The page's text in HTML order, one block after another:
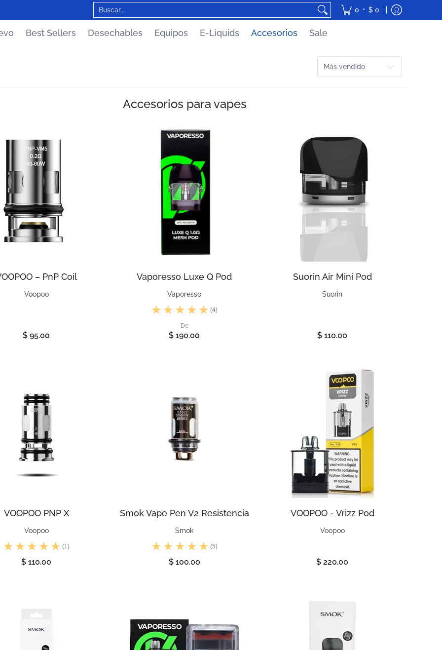
Accesorios Sale
Buscar... 0 • $ 0
Best Sellers Desechables Equipos E-Liquids Accesorios Sale
Accesorios para vapes
– PnP Coil
Voopoo
$ 95.00
Vaporesso Luxe Q Pod
Vaporesso
(4)
De
$ 190.00
Suorin Air Mini Pod
Suorin
$ 110.00
VOOPOO PNP X
Voopoo
(1)
$ 110.00
Smok Vape Pen V2 Resistencia
Smok
(5)
$ 100.00
VOOPOO - Vrizz Pod
Voopoo
$ 220.00